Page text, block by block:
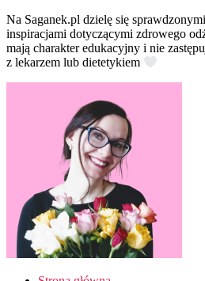
Na Saganek.pl dzielę się
inspiracjami dotyczącymi zdrowego
mają charakter edukacyjny i nie
z lekarzem lub dietetykiem